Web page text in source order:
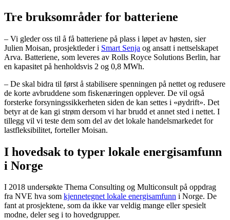
Tre bruksområder for batteriene
– Vi gleder oss til å få batteriene på plass i løpet av høsten, sier
Julien Moisan, prosjektleder i Smart Senja og ansatt i nettselskapet
Arva. Batteriene, som leveres av Rolls Royce Solutions Berlin, har
en kapasitet på henholdsvis 2 og 0,8 MWh.
– De skal bidra til først å stabilisere spenningen på nettet og redusere
de korte avbruddene som fiskenæringen opplever. De vil også
forsterke forsyningssikkerheten siden de kan settes i «øydrift». Det
betyr at de kan gi strøm dersom vi har brudd et annet sted i nettet. I
tillegg vil vi teste dem som del av det lokale handelsmarkedet for
lastfleksibilitet, forteller Moisan.
I hovedsak to typer lokale energisamfunn
i Norge
I 2018 undersøkte Thema Consulting og Multiconsult på oppdrag
fra NVE hva som kjennetegnet lokale energisamfunn i Norge. De
fant at prosjektene, som da ikke var veldig mange eller spesielt
modne, deler seg i to hovedgrupper.